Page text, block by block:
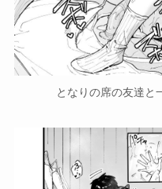
となりの席の友達と